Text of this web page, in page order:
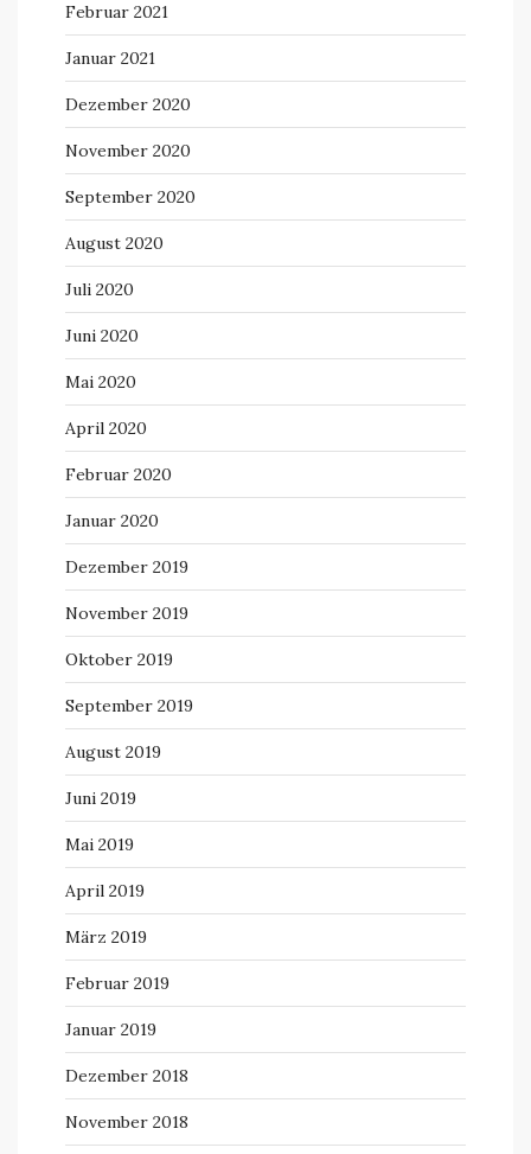
Februar 2021
Januar 2021
Dezember 2020
November 2020
September 2020
August 2020
Juli 2020
Juni 2020
Mai 2020
April 2020
Februar 2020
Januar 2020
Dezember 2019
November 2019
Oktober 2019
September 2019
August 2019
Juni 2019
Mai 2019
April 2019
März 2019
Februar 2019
Januar 2019
Dezember 2018
November 2018